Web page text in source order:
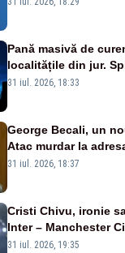
Pană masivă de
localitățile din jur.
semafoarele, rețelele
31 iul. 2026, 18:33
George Becali, un
Atac murdar la
sportiv – AUDIO
31 iul. 2026, 18:37
Cristi Chivu, ironie
Inter – Manchester
mai cumpărați și de
31 iul. 2026, 19:35